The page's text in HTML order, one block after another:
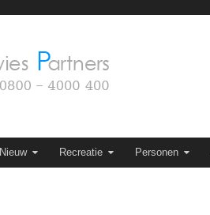
Nieuw Recreatie Personen